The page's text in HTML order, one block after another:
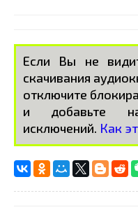
Если Вы не
скачивания
отключите
и добавьте
исключений. Как